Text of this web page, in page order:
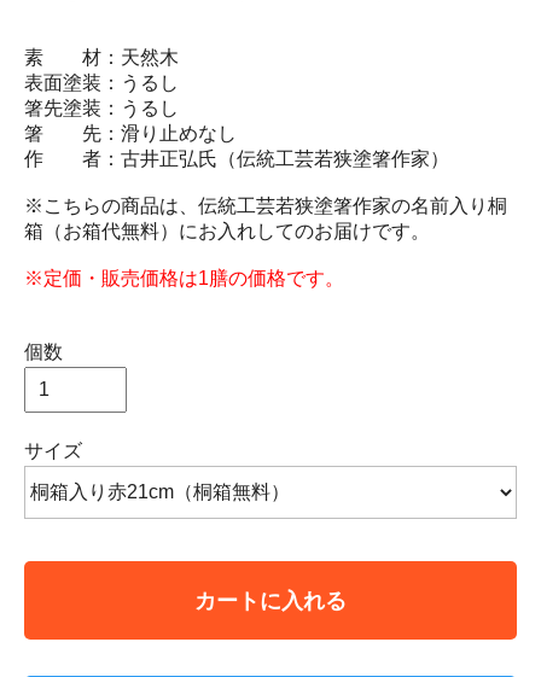
素 材：天然木
表面塗装：うるし
箸先塗装：うるし
箸 先：滑り止めなし
作 者：古井正弘氏（伝統工芸若狭塗箸作家）
※こちらの商品は、伝統工芸若狭塗箸作家の名前入り桐
箱（お箱代無料）にお入れしてのお届けです。
※定価・販売価格は1膳の価格です。
個数
サイズ
カートに入れる